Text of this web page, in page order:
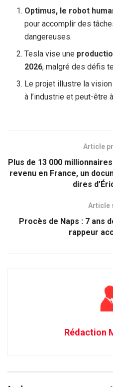
Optimus, le robot
pour accomplir des
dangereuses.
Tesla vise une
2026, malgré des défis
Le projet illustre la
à l’industrie et peut-être
Article
Plus de 13 000
revenu en France, un
dires
Article
Procès de Naps : 7 ans
rappeur
Rédaction